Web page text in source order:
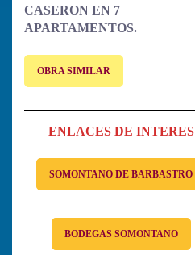
CASERON EN 7
APARTAMENTOS.
OBRA SIMILAR
ENLACES DE INTERES
SOMONTANO DE BARBASTRO
BODEGAS SOMONTANO